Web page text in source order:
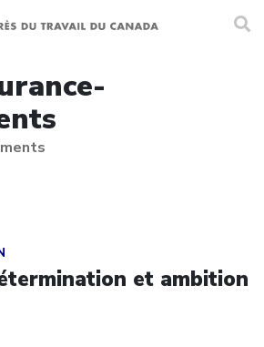
et ambition